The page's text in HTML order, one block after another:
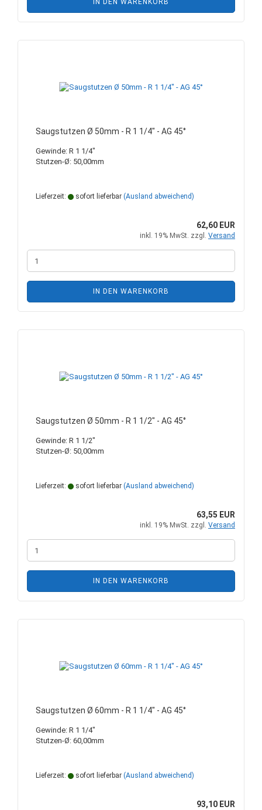
IN DEN WARENKORB
Saugstutzen Ø 50mm - R 1 1/4" - AG 45°
Gewinde: R 1 1/4"
Stutzen-Ø: 50,00mm
Lieferzeit: sofort lieferbar (Ausland abweichend)
62,60 EUR
inkl. 19% MwSt. zzgl. Versand
IN DEN WARENKORB
Saugstutzen Ø 50mm - R 1 1/2" - AG 45°
Gewinde: R 1 1/2"
Stutzen-Ø: 50,00mm
Lieferzeit: sofort lieferbar (Ausland abweichend)
63,55 EUR
inkl. 19% MwSt. zzgl. Versand
IN DEN WARENKORB
Saugstutzen Ø 60mm - R 1 1/4" - AG 45°
Gewinde: R 1 1/4"
Stutzen-Ø: 60,00mm
Lieferzeit: sofort lieferbar (Ausland abweichend)
93,10 EUR